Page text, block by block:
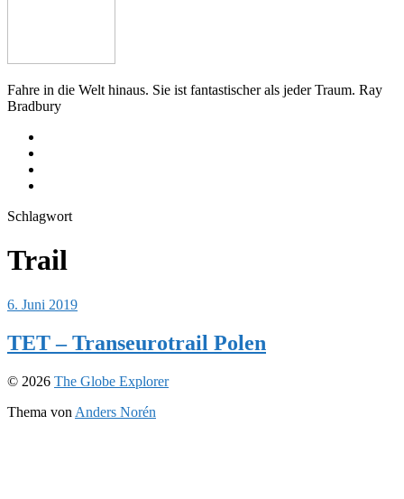
Fahre in die Welt hinaus. Sie ist fantastischer als jeder Traum. Ray
Bradbury
Schlagwort
Trail
6. Juni 2019
TET – Transeurotrail Polen
© 2026 The Globe Explorer
Thema von Anders Norén